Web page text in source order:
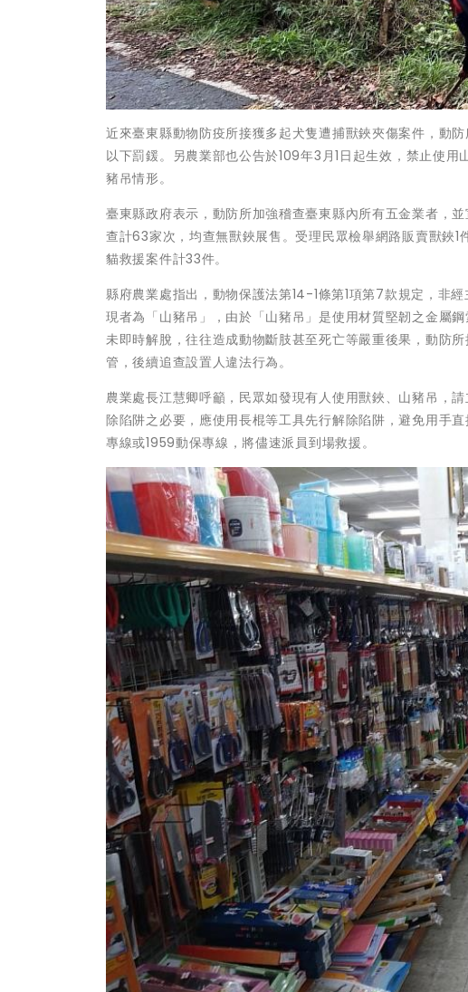
近來臺東縣動物防疫所接獲多起犬隻遭捕獸鋏夾傷案件，動
以下罰鍰。另農業部也公告於109年3月1日起生效，禁止使
豬吊情形。
臺東縣政府表示，動防所加強稽查臺東縣內所有五金業者，
查計63家次，均查無獸鋏展售。受理民眾檢舉網路販賣獸鋏
貓救援案件計33件。
縣府農業處指出，動物保護法第14-1條第1項第7款規定，非
現者為「山豬吊」，由於「山豬吊」是使用材質堅韌之金屬
未即時解脫，往往造成動物斷肢甚至死亡等嚴重後果，動防
管，後續追查設置人違法行為。
農業處長江慧卿呼籲，民眾如發現有人使用獸鋏、山豬吊
除陷阱之必要，應使用長棍等工具先行解除陷阱，避免用手
專線或1959動保專線，將儘速派員到場救援。